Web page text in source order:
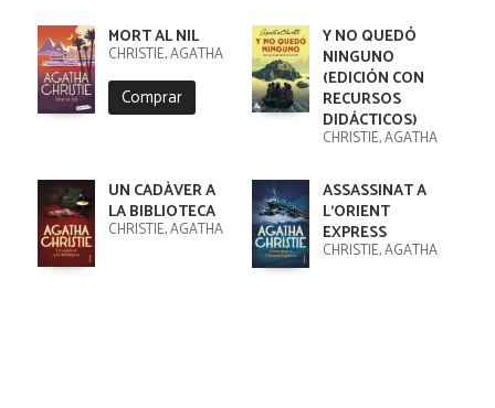
MORT AL NIL
CHRISTIE, AGATHA
Comprar
Y NO QUEDÓ
NINGUNO
(EDICIÓN CON
RECURSOS
DIDÁCTICOS)
CHRISTIE, AGATHA
UN CADÀVER A
LA BIBLIOTECA
CHRISTIE, AGATHA
ASSASSINAT A
L'ORIENT
EXPRESS
CHRISTIE, AGATHA